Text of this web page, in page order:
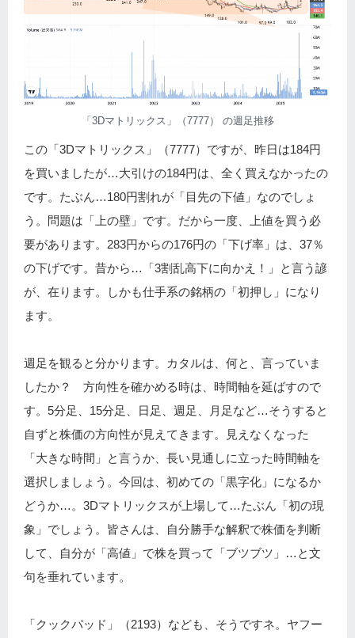
「3Dマトリックス」（7777） の週足推移
この「3Dマトリックス」（7777）ですが、昨日は184円
を買いましたが…大引けの184円は、全く買えなかったの
です。たぶん…180円割れが「目先の下値」なのでしょ
う。問題は「上の壁」です。だから一度、上値を買う必
要があります。283円からの176円の「下げ率」は、37％
の下げです。昔から…「3割乱高下に向かえ！」と言う諺
が、在ります。しかも仕手系の銘柄の「初押し」になり
ます。
週足を観ると分かります。カタルは、何と、言っていま
したか？ 方向性を確かめる時は、時間軸を延ばすので
す。5分足、15分足、日足、週足、月足など…そうすると
自ずと株価の方向性が見えてきます。見えなくなった
「大きな時間」と言うか、長い見通しに立った時間軸を
選択しましょう。今回は、初めての「黒字化」になるか
どうか…。3Dマトリックスが上場して…たぶん「初の現
象」でしょう。皆さんは、自分勝手な解釈で株価を判断
して、自分が「高値」で株を買って「ブツブツ」…と文
句を垂れています。
「クックパッド」（2193）なども、そうですネ。ヤフー